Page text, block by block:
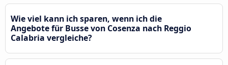
Wie viel kann ich sparen, wenn ich die
Angebote für Busse von Cosenza nach Reggio
Calabria vergleiche?